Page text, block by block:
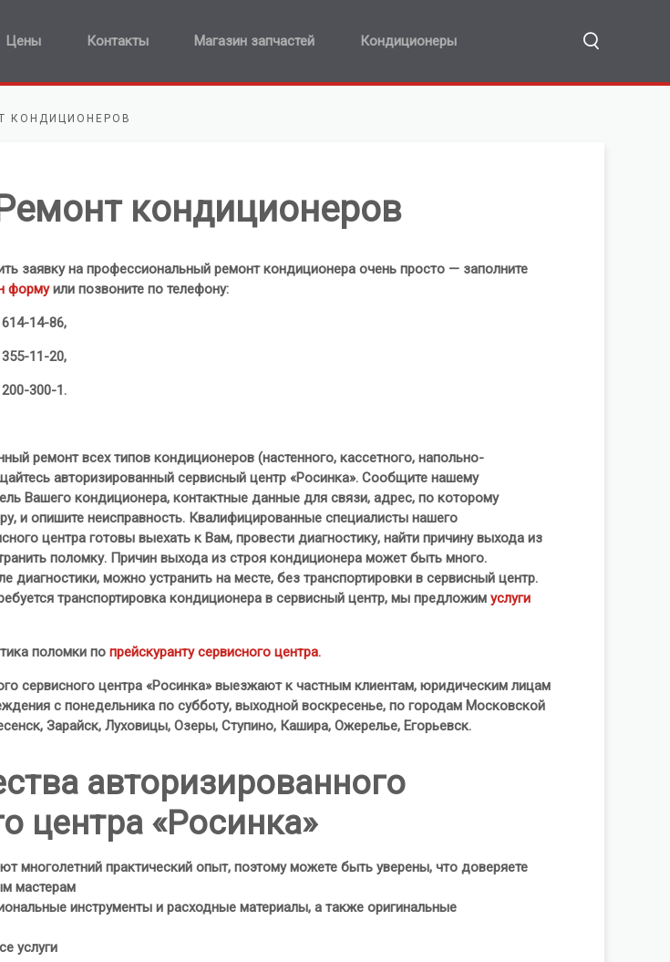
Цены Контакты Магазин запчастей Кондиционеры
КОНДИЦИОНЕРОВ
Ремонт кондиционеров
заявку на профессиональный ремонт кондиционера очень просто — заполните
формуили позвоните по телефону:
14-86,
11-20,
300-1.
ремонт всех типов кондиционеров (настенного, кассетного, напольно-
авторизированный сервисный центр «Росинка». Сообщите нашему
Вашего кондиционера, контактные данные для связи, адрес, по которому
и опишите неисправность. Квалифицированные специалисты нашего
центра готовы выехать к Вам, провести диагностику, найти причину выхода из
поломку. Причин выхода из строя кондиционера может быть много.
диагностики, можно устранить на месте, без транспортировки в сервисный центр.
транспортировка кондиционера в сервисный центр, мы предложим услуги
поломки по прейскуранту сервисного центра.
сервисного центра «Росинка» выезжают к частным клиентам, юридическим лицам
с понедельника по субботу, выходной воскресенье, по городам Московской
Зарайск, Луховицы, Озеры, Ступино, Кашира, Ожерелье, Егорьевск.
авторизированного
центра «Росинка»
многолетний практический опыт, поэтому можете быть уверены, что доверяете
мастерам
инструменты и расходные материалы, а также оригинальные
услуги